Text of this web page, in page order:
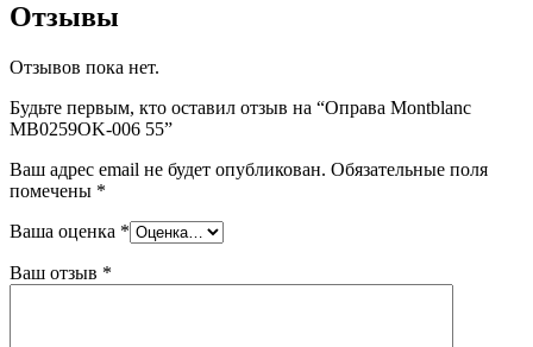
Отзывы
Отзывов пока нет.
Будьте первым, кто оставил отзыв на “Оправа Montblanc
MB0259OK-006 55”
Ваш адрес email не будет опубликован. Обязательные поля
помечены *
Ваша оценка *
Ваш отзыв *